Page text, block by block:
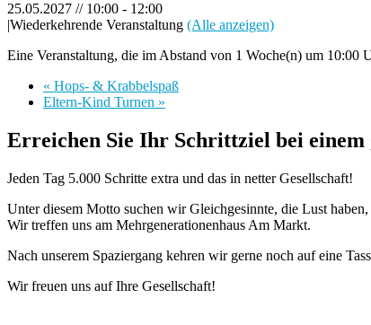
25.05.2027 // 10:00 - 12:00
|Wiederkehrende Veranstaltung (Alle anzeigen)
Eine Veranstaltung, die im Abstand von 1 Woche(n) um
« Hops- & Krabbelspaß
Eltern-Kind Turnen »
Erreichen Sie Ihr Schrittziel bei einem
Jeden Tag 5.000 Schritte extra und das in netter Gesellschaft!
Unter diesem Motto suchen wir Gleichgesinnte, die Lust
Wir treffen uns am Mehrgenerationenhaus Am Markt.
Nach unserem Spaziergang kehren wir gerne noch auf eine
Wir freuen uns auf Ihre Gesellschaft!